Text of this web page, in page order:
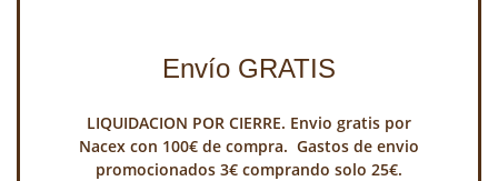
Envío GRATIS
LIQUIDACION POR CIERRE. Envio gratis por
Nacex con 100€ de compra. Gastos de envio
promocionados 3€ comprando solo 25€.